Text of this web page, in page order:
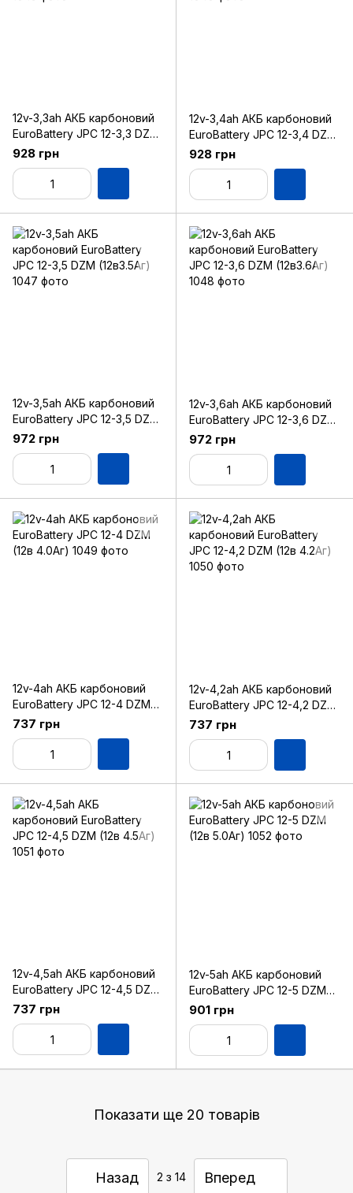
12v-3,3ah АКБ карбоновий
EuroBattery JPC 12-3,3 DZM
(12в 3.3Аг)
928 грн
12v-3,4ah АКБ карбоновий
EuroBattery JPC 12-3,4 DZM
(12в 3.4Аг)
928 грн
12v-3,5ah АКБ карбоновий
EuroBattery JPC 12-3,5 DZM
(12в3.5Аг)
972 грн
12v-3,6ah АКБ карбоновий
EuroBattery JPC 12-3,6 DZM
(12в3.6Аг)
972 грн
12v-4ah АКБ карбоновий
EuroBattery JPC 12-4 DZM
(12в 4.0Аг)
737 грн
12v-4,2ah АКБ карбоновий
EuroBattery JPC 12-4,2 DZM
(12в 4.2Аг)
737 грн
12v-4,5ah АКБ карбоновий
EuroBattery JPC 12-4,5 DZM
(12в 4.5Аг)
737 грн
12v-5ah АКБ карбоновий
EuroBattery JPC 12-5 DZM
(12в 5.0Аг)
901 грн
Показати ще 20 товарів
Назад 2 з 14 Вперед